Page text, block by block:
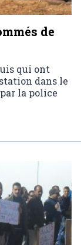
de
qui ont
dans le
la police